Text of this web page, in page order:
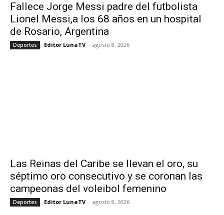
Fallece Jorge Messi padre del futbolista
Lionel Messi,a los 68 años en un hospital
de Rosario, Argentina
Deportes Editor LunaTV - agosto 8, 2026
Las Reinas del Caribe se llevan el oro, su
séptimo oro consecutivo y se coronan las
campeonas del voleibol femenino
Deportes Editor LunaTV - agosto 8, 2026